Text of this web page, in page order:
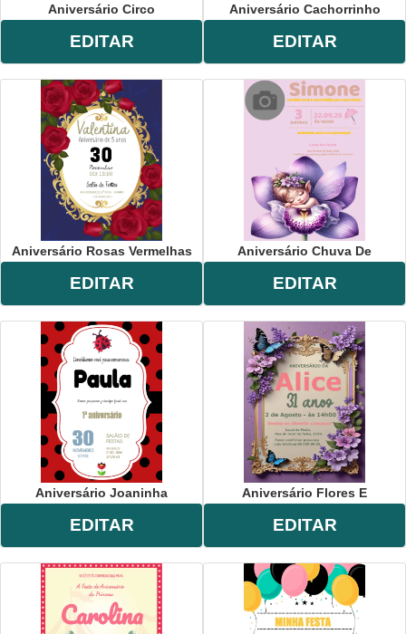
Aniversário Circo
EDITAR
Aniversário Cachorrinho
EDITAR
Aniversário Rosas Vermelhas
EDITAR
Aniversário Chuva De
EDITAR
Aniversário Joaninha
EDITAR
Aniversário Flores E
EDITAR